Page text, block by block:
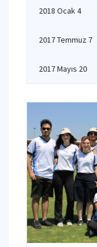
2018 Ocak 4
2017 Temmuz 7
2017 Mayıs 20